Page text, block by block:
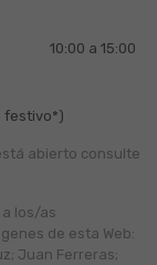
10:00 a 15:00
festivo*)
abierto consulte
los/as
de esta Web:
Juan Ferreras;